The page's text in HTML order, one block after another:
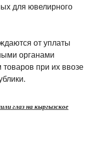
для ювелирного
от уплаты
органами
при их ввозе
глаз на кыргызское